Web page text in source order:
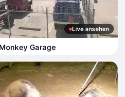
Live ansehen
Garage